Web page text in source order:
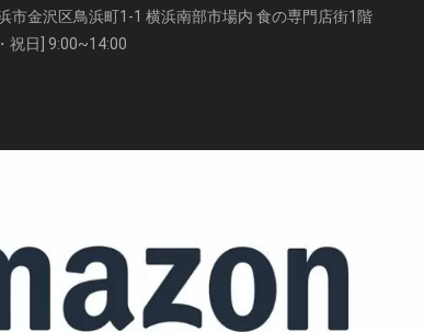
市金沢区鳥浜町1-1 横浜南部市場内 食の専門店街1階
祝日] 9:00~14:00